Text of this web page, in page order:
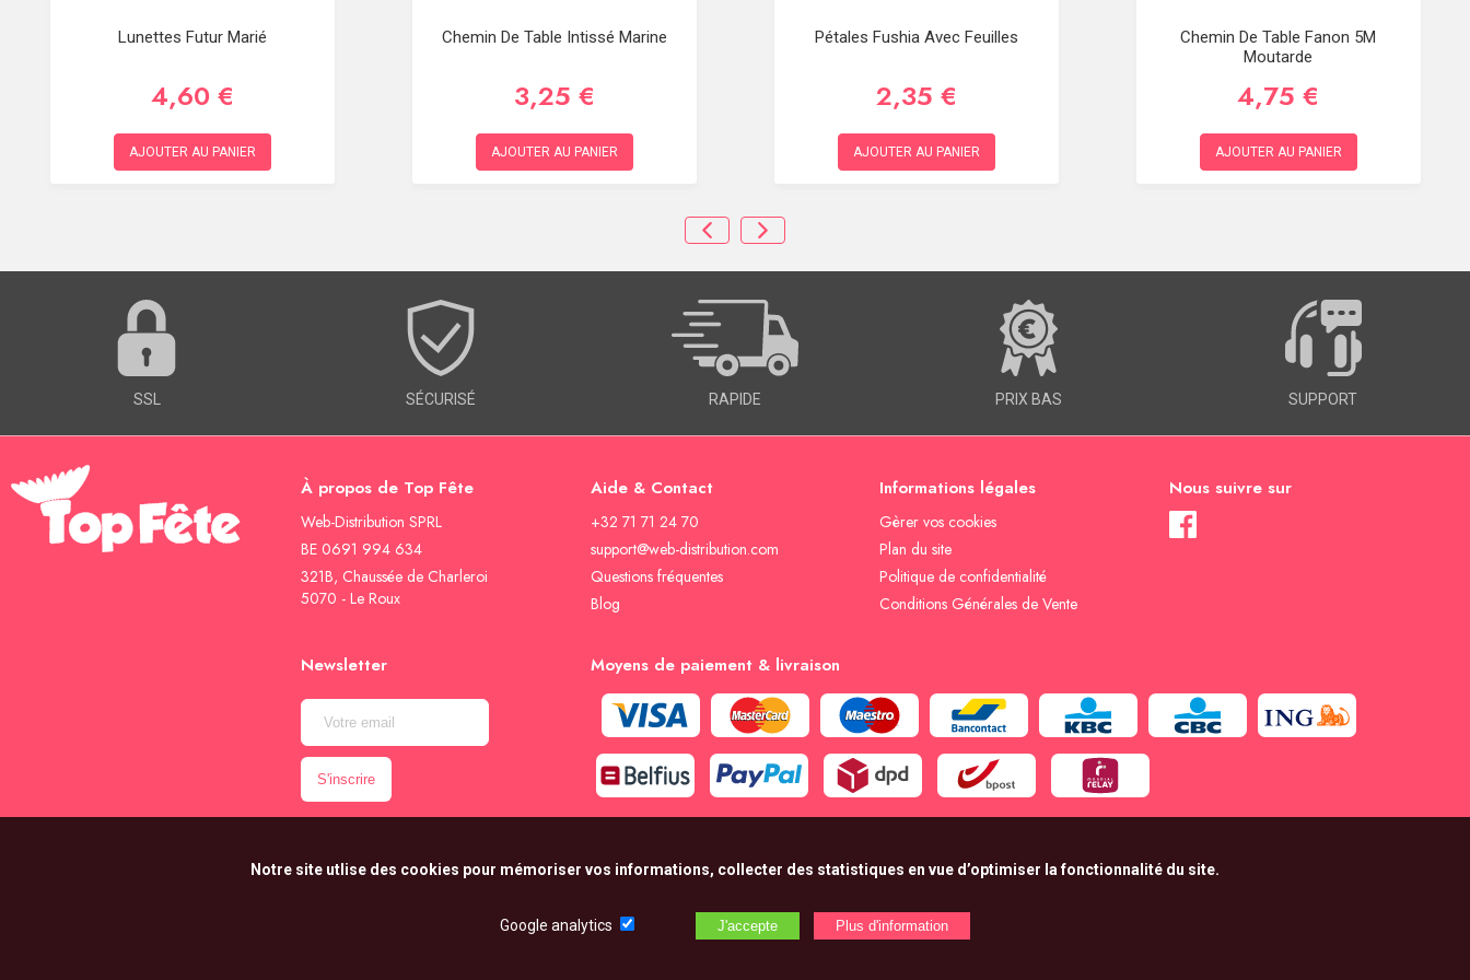
Lunettes Futur Marié
4,60 €
AJOUTER AU PANIER
Chemin De Table Intissé Marine
3,25 €
AJOUTER AU PANIER
Pétales Fushia Avec Feuilles
2,35 €
AJOUTER AU PANIER
Chemin De Table Fanon 5M
Moutarde
4,75 €
AJOUTER AU PANIER
SSL SÉCURISÉ RAPIDE PRIX BAS SUPPORT
À propos de Top Fête
Web-Distribution SPRL
BE 0691 994 634
321B, Chaussée de Charleroi
5070 - Le Roux
Aide & Contact
+32 71 71 24 70
support@web-distribution.com
Questions fréquentes
Blog
Informations légales
Gèrer vos cookies
Plan du site
Politique de confidentialité
Conditions Générales de Vente
Nous suivre sur
Newsletter Moyens de paiement & livraison
Notre site utlise des cookies pour mémoriser vos informations, collecter des statistiques en vue d’optimiser la fonctionnalité du site.
Google analytics